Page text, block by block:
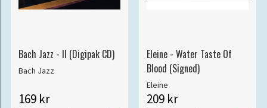
Bach Jazz - II (Digipak CD)
Bach Jazz
169 kr
Eleine - Water Taste Of
Blood (Signed)
Eleine
209 kr